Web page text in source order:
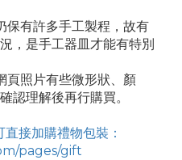
保有許多手工製程，故有
，是手工器皿才能有特別
頁照片有些微形狀、顏
認理解後再行購買。
接加購禮物包裝：
pages/gift